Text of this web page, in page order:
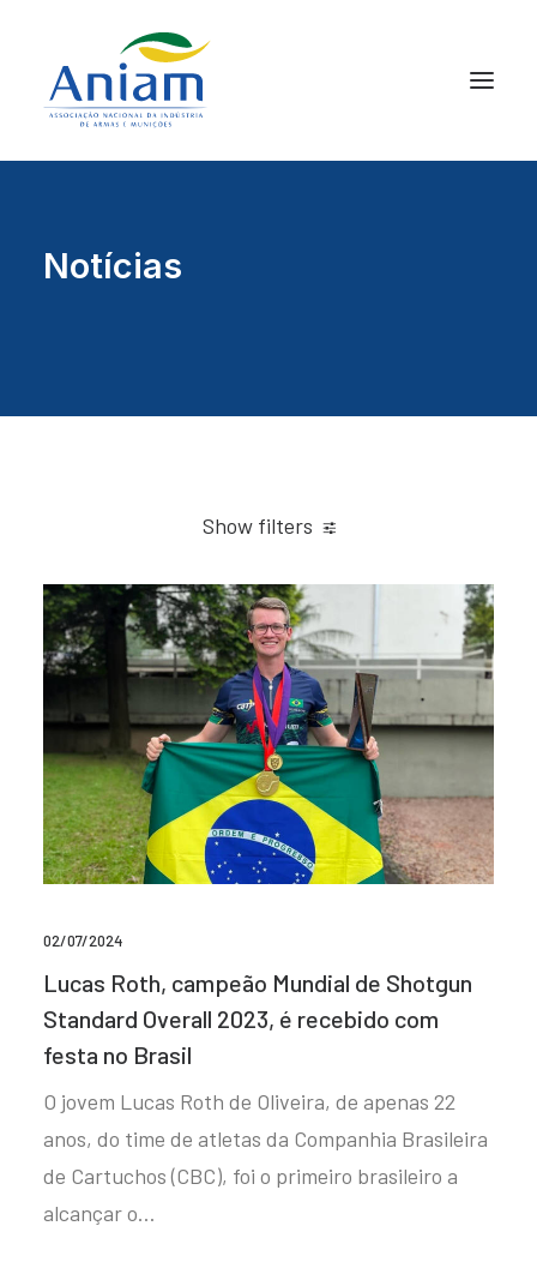
Notícias
Show filters
02/07/2024
Lucas Roth, campeão Mundial de Shotgun
Standard Overall 2023, é recebido com
festa no Brasil
O jovem Lucas Roth de Oliveira, de apenas 22
anos, do time de atletas da Companhia Brasileira
de Cartuchos (CBC), foi o primeiro brasileiro a
alcançar o…